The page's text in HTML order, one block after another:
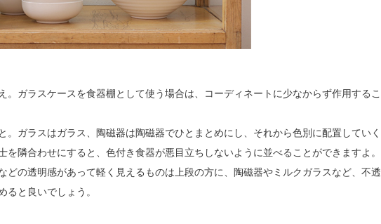
ガラスケースを食器棚として使う場合は、コーディネートに少なからず作用するこ
ガラスはガラス、陶磁器は陶磁器でひとまとめにし、それから色別に配置していく
隣合わせにすると、色付き食器が悪目立ちしないように並べることができますよ。
どの透明感があって軽く見えるものは上段の方に、陶磁器やミルクガラスなど、不透
と良いでしょう。